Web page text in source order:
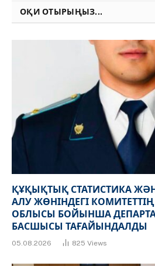
ОҚИ ОТЫРЫҢЫЗ...
ҚҰҚЫҚТЫҚ СТАТИСТИКА
АЛУ ЖӨНІНДЕГІ
ОБЛЫСЫ БОЙЫНША
БАСШЫСЫ ТАҒАЙЫНДАЛДЫ
05.08.2026 825 Views